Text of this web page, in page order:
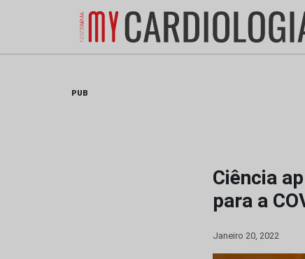
PUB
Ciência
para a
Janeiro 20, 2022